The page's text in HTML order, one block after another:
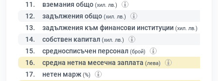
11. вземания общо (хил. лв.)
12. задължения общо (хил. лв.)
13. задължения към финансови институции (хил. лв.)
14. собствен капитал (хил. лв.)
15. средносписъчен персонал (брой)
16. средна нетна месечна заплата (лева)
17. нетен марж (%)